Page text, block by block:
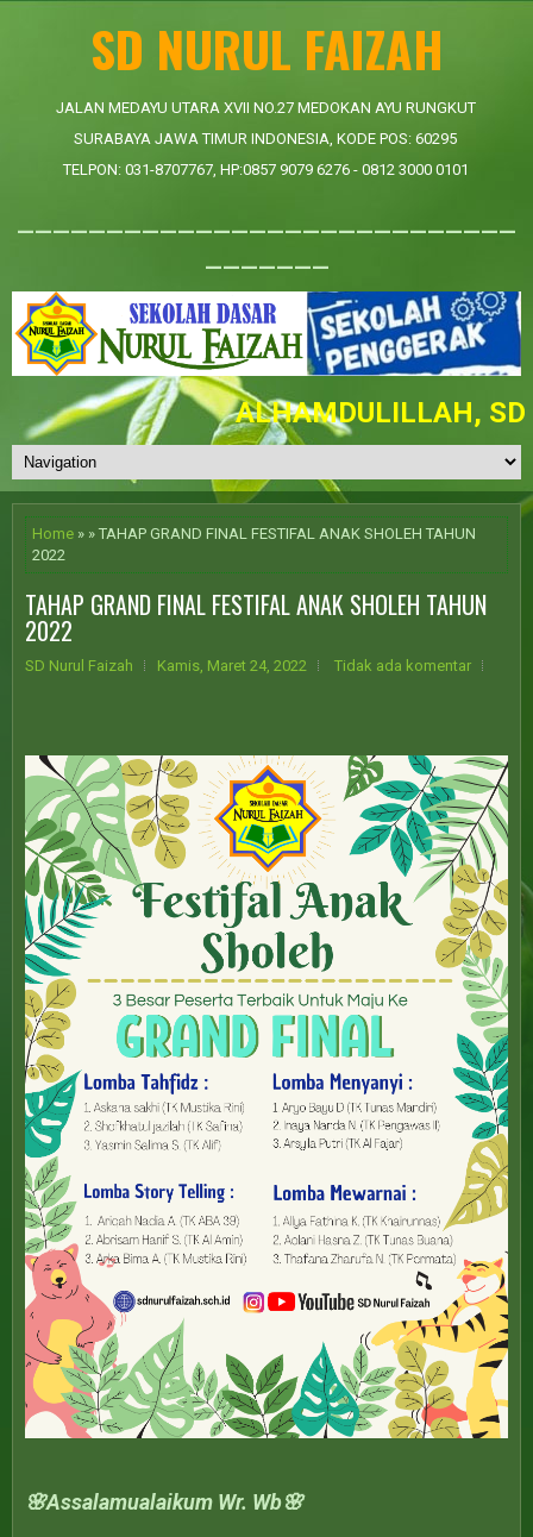
SD NURUL FAIZAH
JALAN MEDAYU UTARA XVII NO.27 MEDOKAN AYU RUNGKUT
SURABAYA JAWA TIMUR INDONESIA, KODE POS: 60295
TELPON: 031-8707767, HP:0857 9079 6276 - 0812 3000 0101
____________________________
_______
ALHAMDULILLAH, SD
Home » » TAHAP GRAND FINAL FESTIFAL ANAK SHOLEH TAHUN
2022
TAHAP GRAND FINAL FESTIFAL ANAK SHOLEH TAHUN
2022
SD Nurul Faizah Kamis, Maret 24, 2022 Tidak ada komentar
🌸Assalamualaikum Wr. Wb🌸